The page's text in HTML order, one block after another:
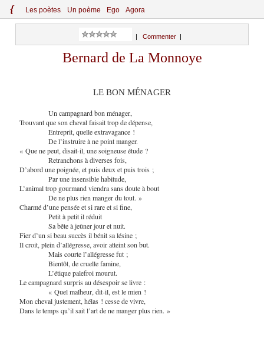
{ Les poètes Un poème Ego Agora
Commenter
Bernard de La Monnoye
LE BON MÉNAGER
Un campagnard bon ménager,
Trouvant que son cheval faisait trop de dépense,
Entreprit, quelle extravagance !
De l’instruire à ne point manger.
« Que ne peut, disait-il, une soigneuse étude ?
Retranchons à diverses fois,
D’abord une poignée, et puis deux et puis trois ;
Par une insensible habitude,
L’animal trop gourmand viendra sans doute à bout
De ne plus rien manger du tout. »
Charmé d’une pensée et si rare et si fine,
Petit à petit il réduit
Sa bête à jeûner jour et nuit.
Fier d’un si beau succès il bénit sa lésine ;
Il croit, plein d’allégresse, avoir atteint son but.
Mais courte l’allégresse fut ;
Bientôt, de cruelle famine,
L’étique palefroi mourut.
Le campagnard surpris au désespoir se livre :
« Quel malheur, dit-il, est le mien !
Mon cheval justement, hélas ! cesse de vivre,
Dans le temps qu’il sait l’art de ne manger plus rien. »